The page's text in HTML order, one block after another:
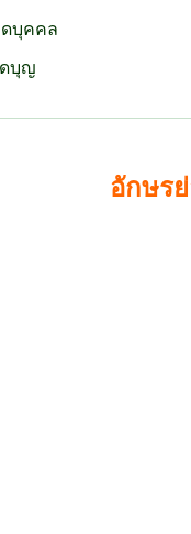
บุคคล
บุญ
อักษร